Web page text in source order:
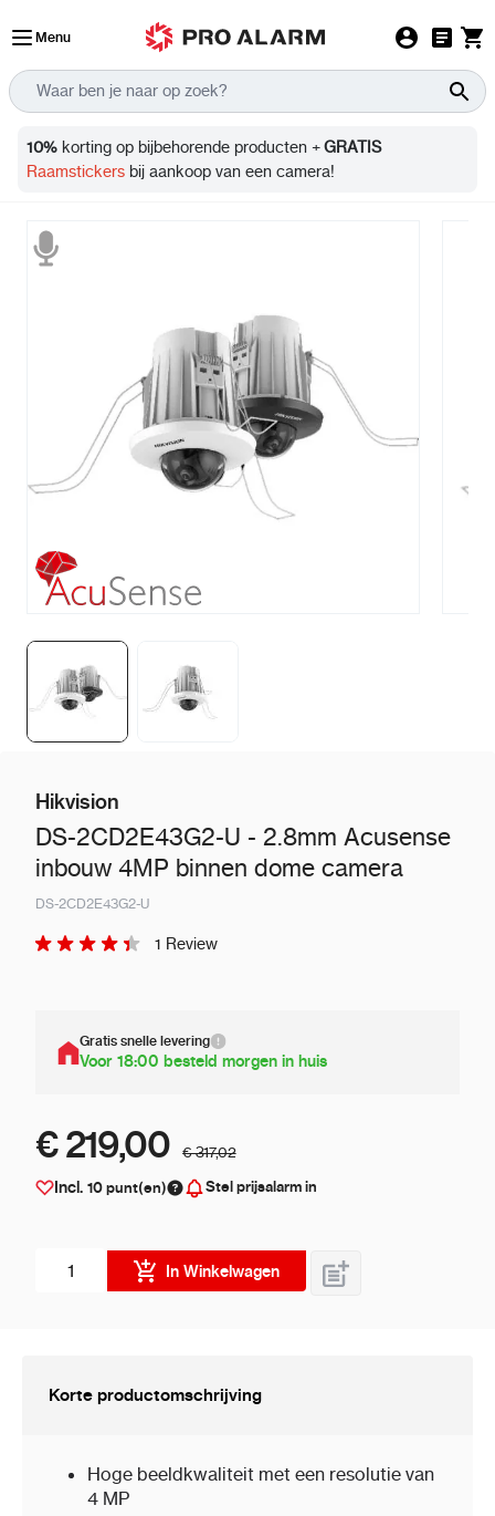
Menu
Info
10% korting op bijbehorende producten +GRATIS
Raamstickers bij aankoop van een camera!
Hikvision
DS-2CD2E43G2-U - 2.8mm Acusense
inbouw 4MP binnen dome camera
DS-2CD2E43G2-U
1 Review
Gratis snelle levering
Voor 18:00 besteld morgen in huis
€ 219,00 € 317,02
Incl. 10punt(en) Stel prijsalarm in
In Winkelwagen
Korte productomschrijving
Hoge beeldkwaliteit met een resolutie van
4 MP